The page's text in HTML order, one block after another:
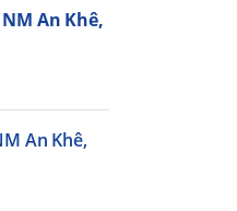
An Khê,
An Khê,